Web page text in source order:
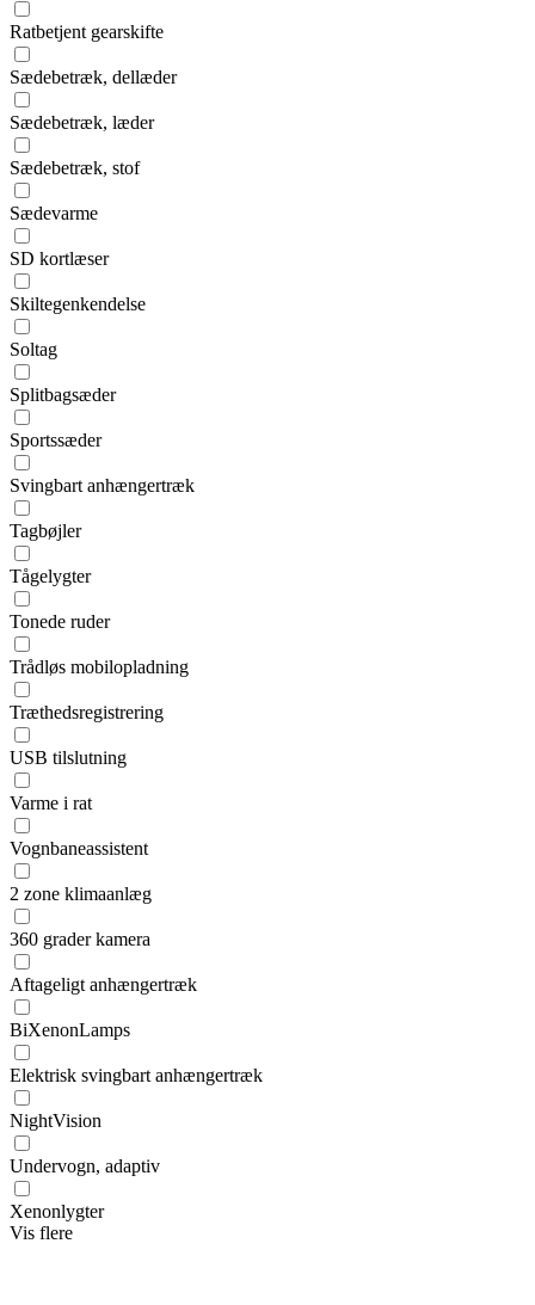
Ratbetjent gearskifte
Sædebetræk, dellæder
Sædebetræk, læder
Sædebetræk, stof
Sædevarme
SD kortlæser
Skiltegenkendelse
Soltag
Splitbagsæder
Sportssæder
Svingbart anhængertræk
Tagbøjler
Tågelygter
Tonede ruder
Trådløs mobilopladning
Træthedsregistrering
USB tilslutning
Varme i rat
Vognbaneassistent
2 zone klimaanlæg
360 grader kamera
Aftageligt anhængertræk
BiXenonLamps
Elektrisk svingbart anhængertræk
NightVision
Undervogn, adaptiv
Xenonlygter
Vis flere